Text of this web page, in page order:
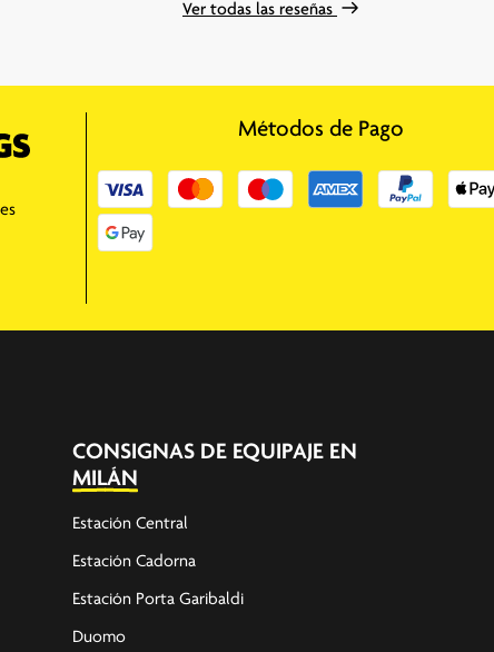
Ver todas las reseñas
Métodos de Pago
CONSIGNAS DE EQUIPAJE EN
MILÁN
Estación Central
Estación Cadorna
Estación Porta Garibaldi
Duomo